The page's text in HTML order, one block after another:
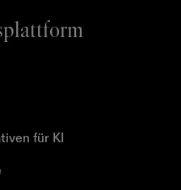
für KI